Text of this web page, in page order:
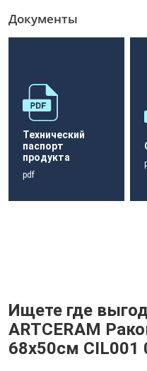
Документы
Технический
паспорт
продукта
pdf
Ищете где
ARTCERAM
68х50см CIL001